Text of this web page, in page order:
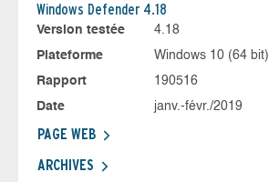
Windows Defender 4.18
Version testée
4.18
Plateforme
Windows 10 (64 bit)
Rapport
190516
Date
janv.-févr./2019
PAGE WEB
ARCHIVES